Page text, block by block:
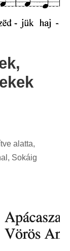
alatta,
Sokáig